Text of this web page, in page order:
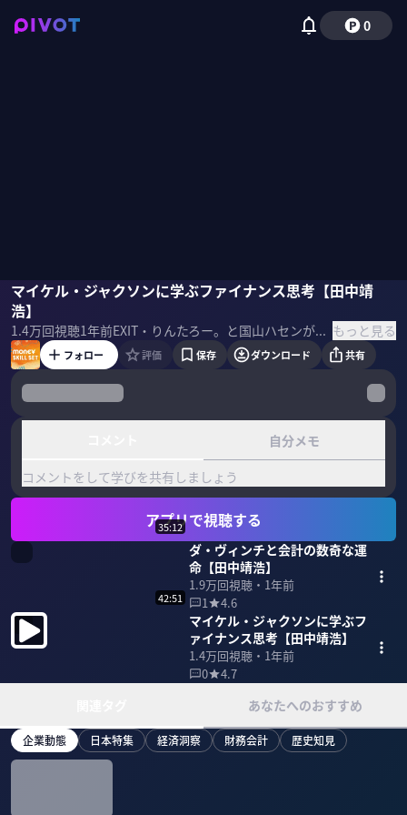
0
マイケル・ジャクソンに学ぶファイナンス思考【田中靖
浩】
1.4万回視聴1年前 EXIT・りんたろー。と国山ハセンが株・保険・住宅など資産運用にまつわるスキルセットを学ぶ。後編は「会計の世界史」著者・田中靖浩氏がイギリスの鉄道マニアの間で起きた投資ブームやファイナンス思考への変革について解説 ＜ゲスト＞ 田中靖浩（作家／公認会計士） 著書『会計の世界史』▷bit.ly/4jW7ZLj ＜目次＞ もっと見る
りんたろー。（EXIT）田中靖浩国山ハセン
フォロー 評価 保存 ダウンロード 共有
自分メモ
コメントをして学びを共有しましょう
アプリで視聴する
35:12
ダ・ヴィンチと会計の数奇な運
命【田中靖浩】
1.9万回視聴・ 1年前
1
4.6
42:51
マイケル・ジャクソンに学ぶフ
ァイナンス思考【田中靖浩】
1.4万回視聴・ 1年前
0
4.7
あなたへのおすすめ
企業動態 日本特集 経済洞察 財務会計 歴史知見